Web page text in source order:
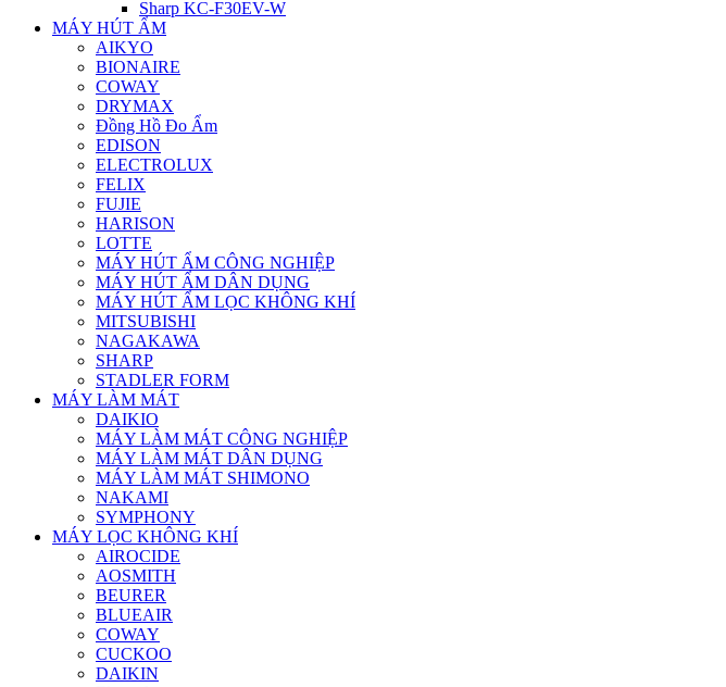
Sharp KC-F30EV-W
MÁY HÚT ẨM
AIKYO
BIONAIRE
COWAY
DRYMAX
Đồng Hồ Đo Ẩm
EDISON
ELECTROLUX
FELIX
FUJIE
HARISON
LOTTE
MÁY HÚT ẨM CÔNG NGHIỆP
MÁY HÚT ẨM DÂN DỤNG
MÁY HÚT ẨM LỌC KHÔNG KHÍ
MITSUBISHI
NAGAKAWA
SHARP
STADLER FORM
MÁY LÀM MÁT
DAIKIO
MÁY LÀM MÁT CÔNG NGHIỆP
MÁY LÀM MÁT DÂN DỤNG
MÁY LÀM MÁT SHIMONO
NAKAMI
SYMPHONY
MÁY LỌC KHÔNG KHÍ
AIROCIDE
AOSMITH
BEURER
BLUEAIR
COWAY
CUCKOO
DAIKIN